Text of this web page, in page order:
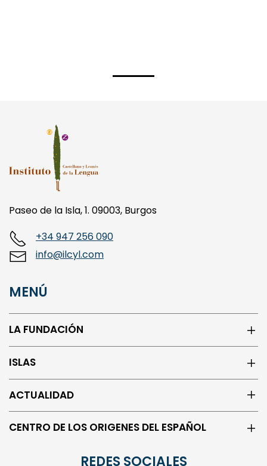
Paseo de la Isla, 1. 09003, Burgos
info@ilcyl.com
LA FUNDACIÓN
ISLAS
ACTUALIDAD
CENTRO DE LOS ORIGENES DEL ESPAÑOL